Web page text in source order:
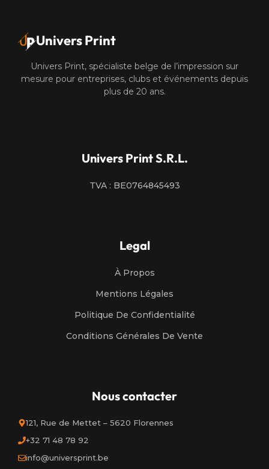
Univers Print
Univers Print, spécialiste belge de l’impression sur
mesure pour entreprises, clubs et événements depuis
plus de 20 ans.
Univers Print S.R.L.
TVA : BE0764845493
Legal
À Propos
Mentions Légales
Politique De Confidentialité
Conditions Générales De Vente
Nous contacter
121, Rue de Mettet – 5620 Florennes
+32 71 48 78 92
info@universprint.be